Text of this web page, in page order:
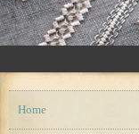
Home